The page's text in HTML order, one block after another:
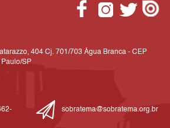
404 Cj. 701/703 Água Branca - CEP
SP
sobratema@sobratema.org.br